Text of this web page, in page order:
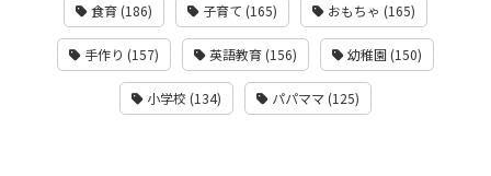
食育 (186) 子育て (165) おもちゃ (165)
手作り (157) 英語教育 (156) 幼稚園 (150)
小学校 (134) パパママ (125)